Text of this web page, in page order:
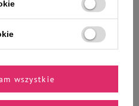
96,84 zł 10,09 zł / kg
- +
wszystkie